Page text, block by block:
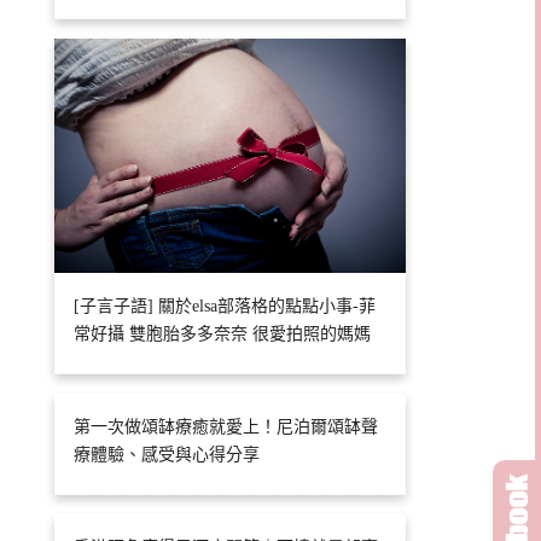
[子言子語] 關於elsa部落格的點點小事-菲
常好攝 雙胞胎多多奈奈 很愛拍照的媽媽
第一次做頌缽療癒就愛上！尼泊爾頌缽聲
療體驗、感受與心得分享